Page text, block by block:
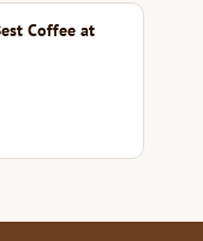
Coffee at